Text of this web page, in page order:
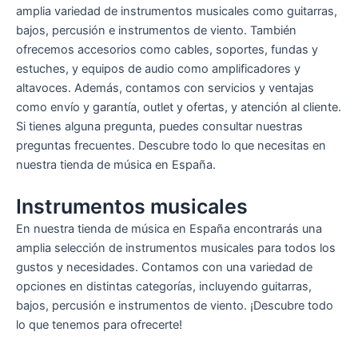
amplia variedad de instrumentos musicales como guitarras,
bajos, percusión e instrumentos de viento. También
ofrecemos accesorios como cables, soportes, fundas y
estuches, y equipos de audio como amplificadores y
altavoces. Además, contamos con servicios y ventajas
como envío y garantía, outlet y ofertas, y atención al cliente.
Si tienes alguna pregunta, puedes consultar nuestras
preguntas frecuentes. Descubre todo lo que necesitas en
nuestra tienda de música en España.
Instrumentos musicales
En nuestra tienda de música en España encontrarás una
amplia selección de instrumentos musicales para todos los
gustos y necesidades. Contamos con una variedad de
opciones en distintas categorías, incluyendo guitarras,
bajos, percusión e instrumentos de viento. ¡Descubre todo
lo que tenemos para ofrecerte!